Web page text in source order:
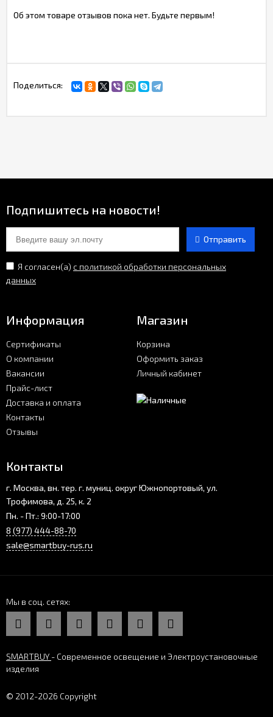
Об этом товаре отзывов пока нет. Будьте первым!
Поделиться:
Подпишитесь на новости!
Отправить
Я согласен(a) с политикой обработки персональных
данных
Информация
Сертификаты
О компании
Вакансии
Прайс-лист
Доставка и оплата
Контакты
Отзывы
Магазин
Корзина
Оформить заказ
Личный кабинет
Контакты
г. Москва, вн. тер. г. муниц. округ Южнопортовый, ул.
Трофимова, д. 25, к. 2
Пн. - Пт.: 9:00-17:00
8 (977) 444-88-70
sale@smartbuy-rus.ru
Мы в соц. сетях
SMARTBUY - Современное освещение и Электроустановочные
изделия
© 2012-2026 Copyright